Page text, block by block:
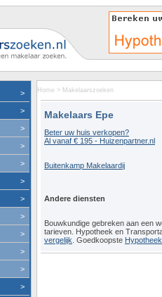
>
>
>
>
>
>
>
>
>
>
>
>
Home > Makelaarszoeken
Makelaars Epe
Beter uw huis verkopen?
Al vanaf € 195 - Huizenpartner.nl
Buitenkamp Makelaardij
Andere diensten
Bouwkundige gebreken aan een
tarieven. Hypotheek en
vergelijk . Goedkoopste